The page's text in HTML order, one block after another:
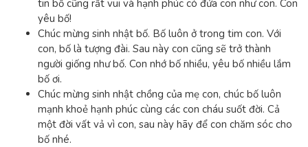
tin bố cũng rất vui và hạnh phúc có đứa con như con. Con
yêu bố!
Chúc mừng sinh nhật bố. Bố luôn ở trong tim con. Với
con, bố là tượng đài. Sau này con cũng sẽ trở thành
người giống như bố. Con nhớ bố nhiều, yêu bố nhiều lắm
bố ơi.
Chúc mừng sinh nhật chồng của mẹ con, chúc bố luôn
mạnh khoẻ hạnh phúc cùng các con cháu suốt đời. Cả
một đời vất vả vì con, sau này hãy để con chăm sóc cho
bố nhé.